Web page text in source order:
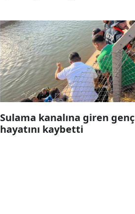
Sulama kanalına giren genç
hayatını kaybetti